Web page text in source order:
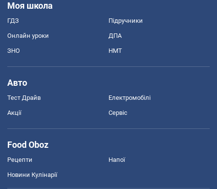
Моя школа
ГДЗ Підручники
Онлайн уроки ДПА
ЗНО НМТ
Авто
Тест Драйв Електромобілі
Акції Сервіс
Food Oboz
Рецепти Напої
Новини Кулінарії